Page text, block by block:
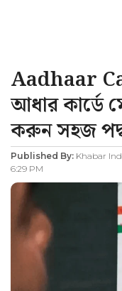
Aadhaar
আধার কার্ডে
করুন সহজ
Published By: Khabar
6:29 PM